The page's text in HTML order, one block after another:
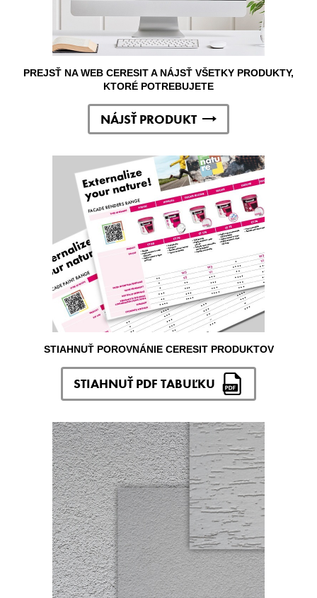
PREJSŤ NA WEB CERESIT A NÁJSŤ VŠETKY PRODUKTY,
KTORÉ POTREBUJETE
NÁJSŤ PRODUKT
STIAHNUŤ POROVNÁNIE CERESIT PRODUKTOV
STIAHNUŤ PDF TABUĽKU